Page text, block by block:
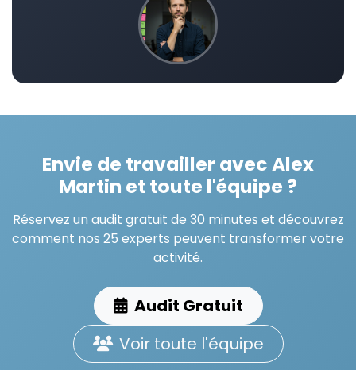
Envie de travailler avec Alex
Martin et toute l'équipe ?
Réservez un audit gratuit de 30 minutes et découvrez
comment nos 25 experts peuvent transformer votre
activité.
Audit Gratuit
Voir toute l'équipe